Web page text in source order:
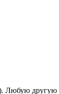
Любую другую